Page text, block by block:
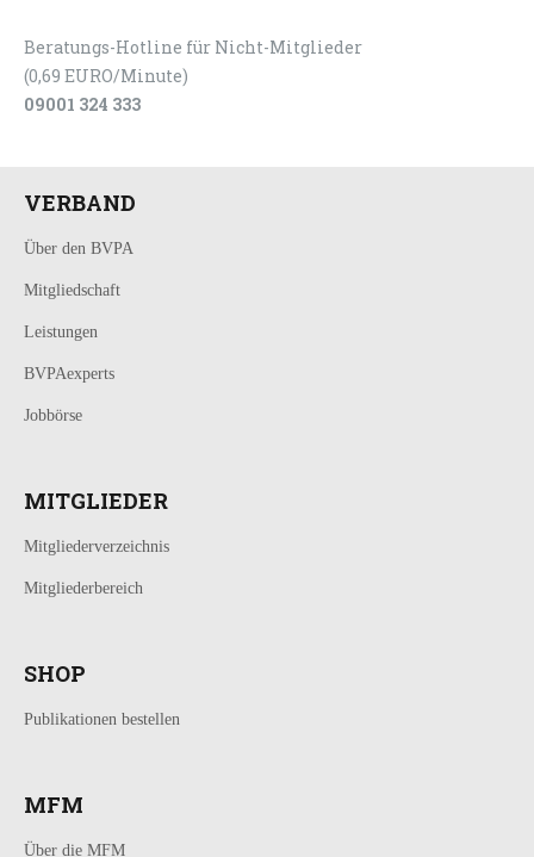
Beratungs-Hotline für Nicht-Mitglieder
(0,69 EURO/Minute)
09001 324 333
VERBAND
Über den BVPA
Mitgliedschaft
Leistungen
BVPAexperts
Jobbörse
MITGLIEDER
Mitgliederverzeichnis
Mitgliederbereich
SHOP
Publikationen bestellen
MFM
Über die MFM